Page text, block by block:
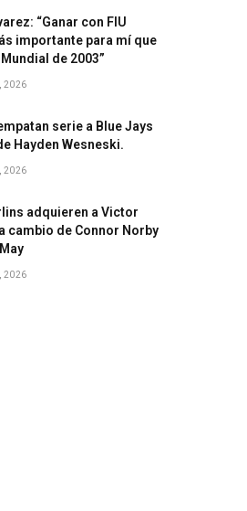
“Ganar con FIU
importante para mí que
Mundial de 2003”
2026
serie a Blue Jays
Hayden Wesneski.
2026
adquieren a Victor
cambio de Connor Norby
2026